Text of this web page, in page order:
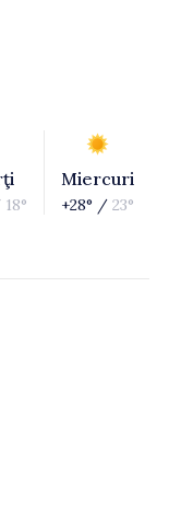
18°
Miercuri
+28° / 23°